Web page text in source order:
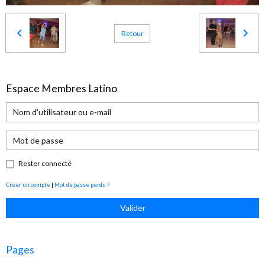
Retour
Espace Membres Latino
Rester connecté
Créer un compte | Mot de passe perdu ?
Valider
Pages